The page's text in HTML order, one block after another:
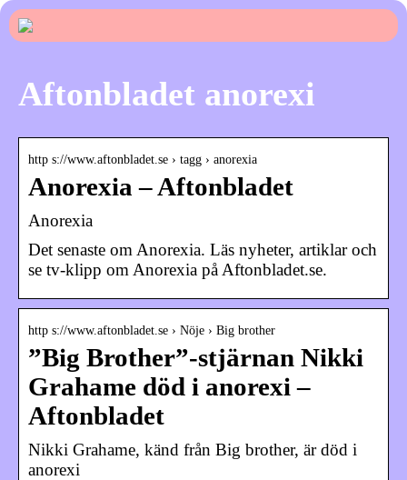
Aftonbladet anorexi
http s://www.aftonbladet.se › tagg › anorexia
Anorexia – Aftonbladet
Anorexia
Det senaste om Anorexia. Läs nyheter, artiklar och
se tv-klipp om Anorexia på Aftonbladet.se.
http s://www.aftonbladet.se › Nöje › Big brother
”Big Brother”-stjärnan Nikki
Grahame död i anorexi –
Aftonbladet
Nikki Grahame, känd från Big brother, är död i
anorexi